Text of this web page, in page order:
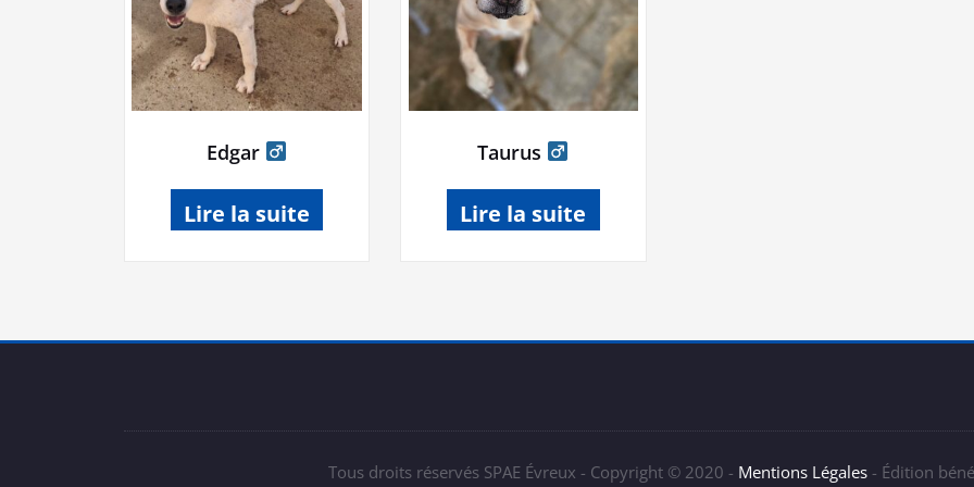
Edgar
Lire la suite
Taurus
Lire la suite
Tous droits réservés SPAE Évreux - Copyright © 2020 - Mentions Légales - Édition